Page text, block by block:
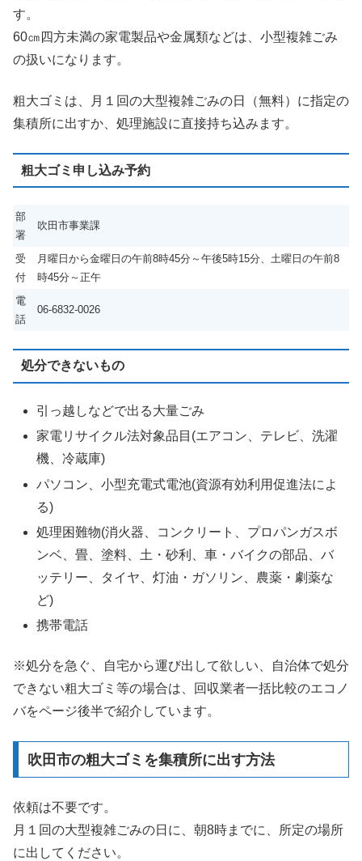
す。
60㎝四方未満の家電製品や金属類などは、小型複雑ごみ
の扱いになります。
粗大ゴミは、月１回の大型複雑ごみの日（無料）に指定の
集積所に出すか、処理施設に直接持ち込みます。
粗大ゴミ申し込み予約
部
署
吹田市事業課
受
付
月曜日から金曜日の午前8時45分～午後5時15分、土曜日の午前8
時45分～正午
電
話
06-6832-0026
処分できないもの
引っ越しなどで出る大量ごみ
家電リサイクル法対象品目(エアコン、テレビ、洗濯
機、冷蔵庫)
パソコン、小型充電式電池(資源有効利用促進法によ
る)
処理困難物(消火器、コンクリート、プロパンガスボ
ンベ、畳、塗料、土・砂利、車・バイクの部品、バ
ッテリー、タイヤ、灯油・ガソリン、農薬・劇薬な
ど)
携帯電話
※処分を急ぐ、自宅から運び出して欲しい、自治体で処分
できない粗大ゴミ等の場合は、回収業者一括比較のエコノ
バをページ後半で紹介しています。
吹田市の粗大ゴミを集積所に出す方法
依頼は不要です。
月１回の大型複雑ごみの日に、朝8時までに、所定の場所
に出してください。